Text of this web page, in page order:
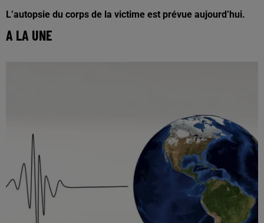
L’autopsie du corps de la victime est prévue aujourd’hui.
A LA UNE